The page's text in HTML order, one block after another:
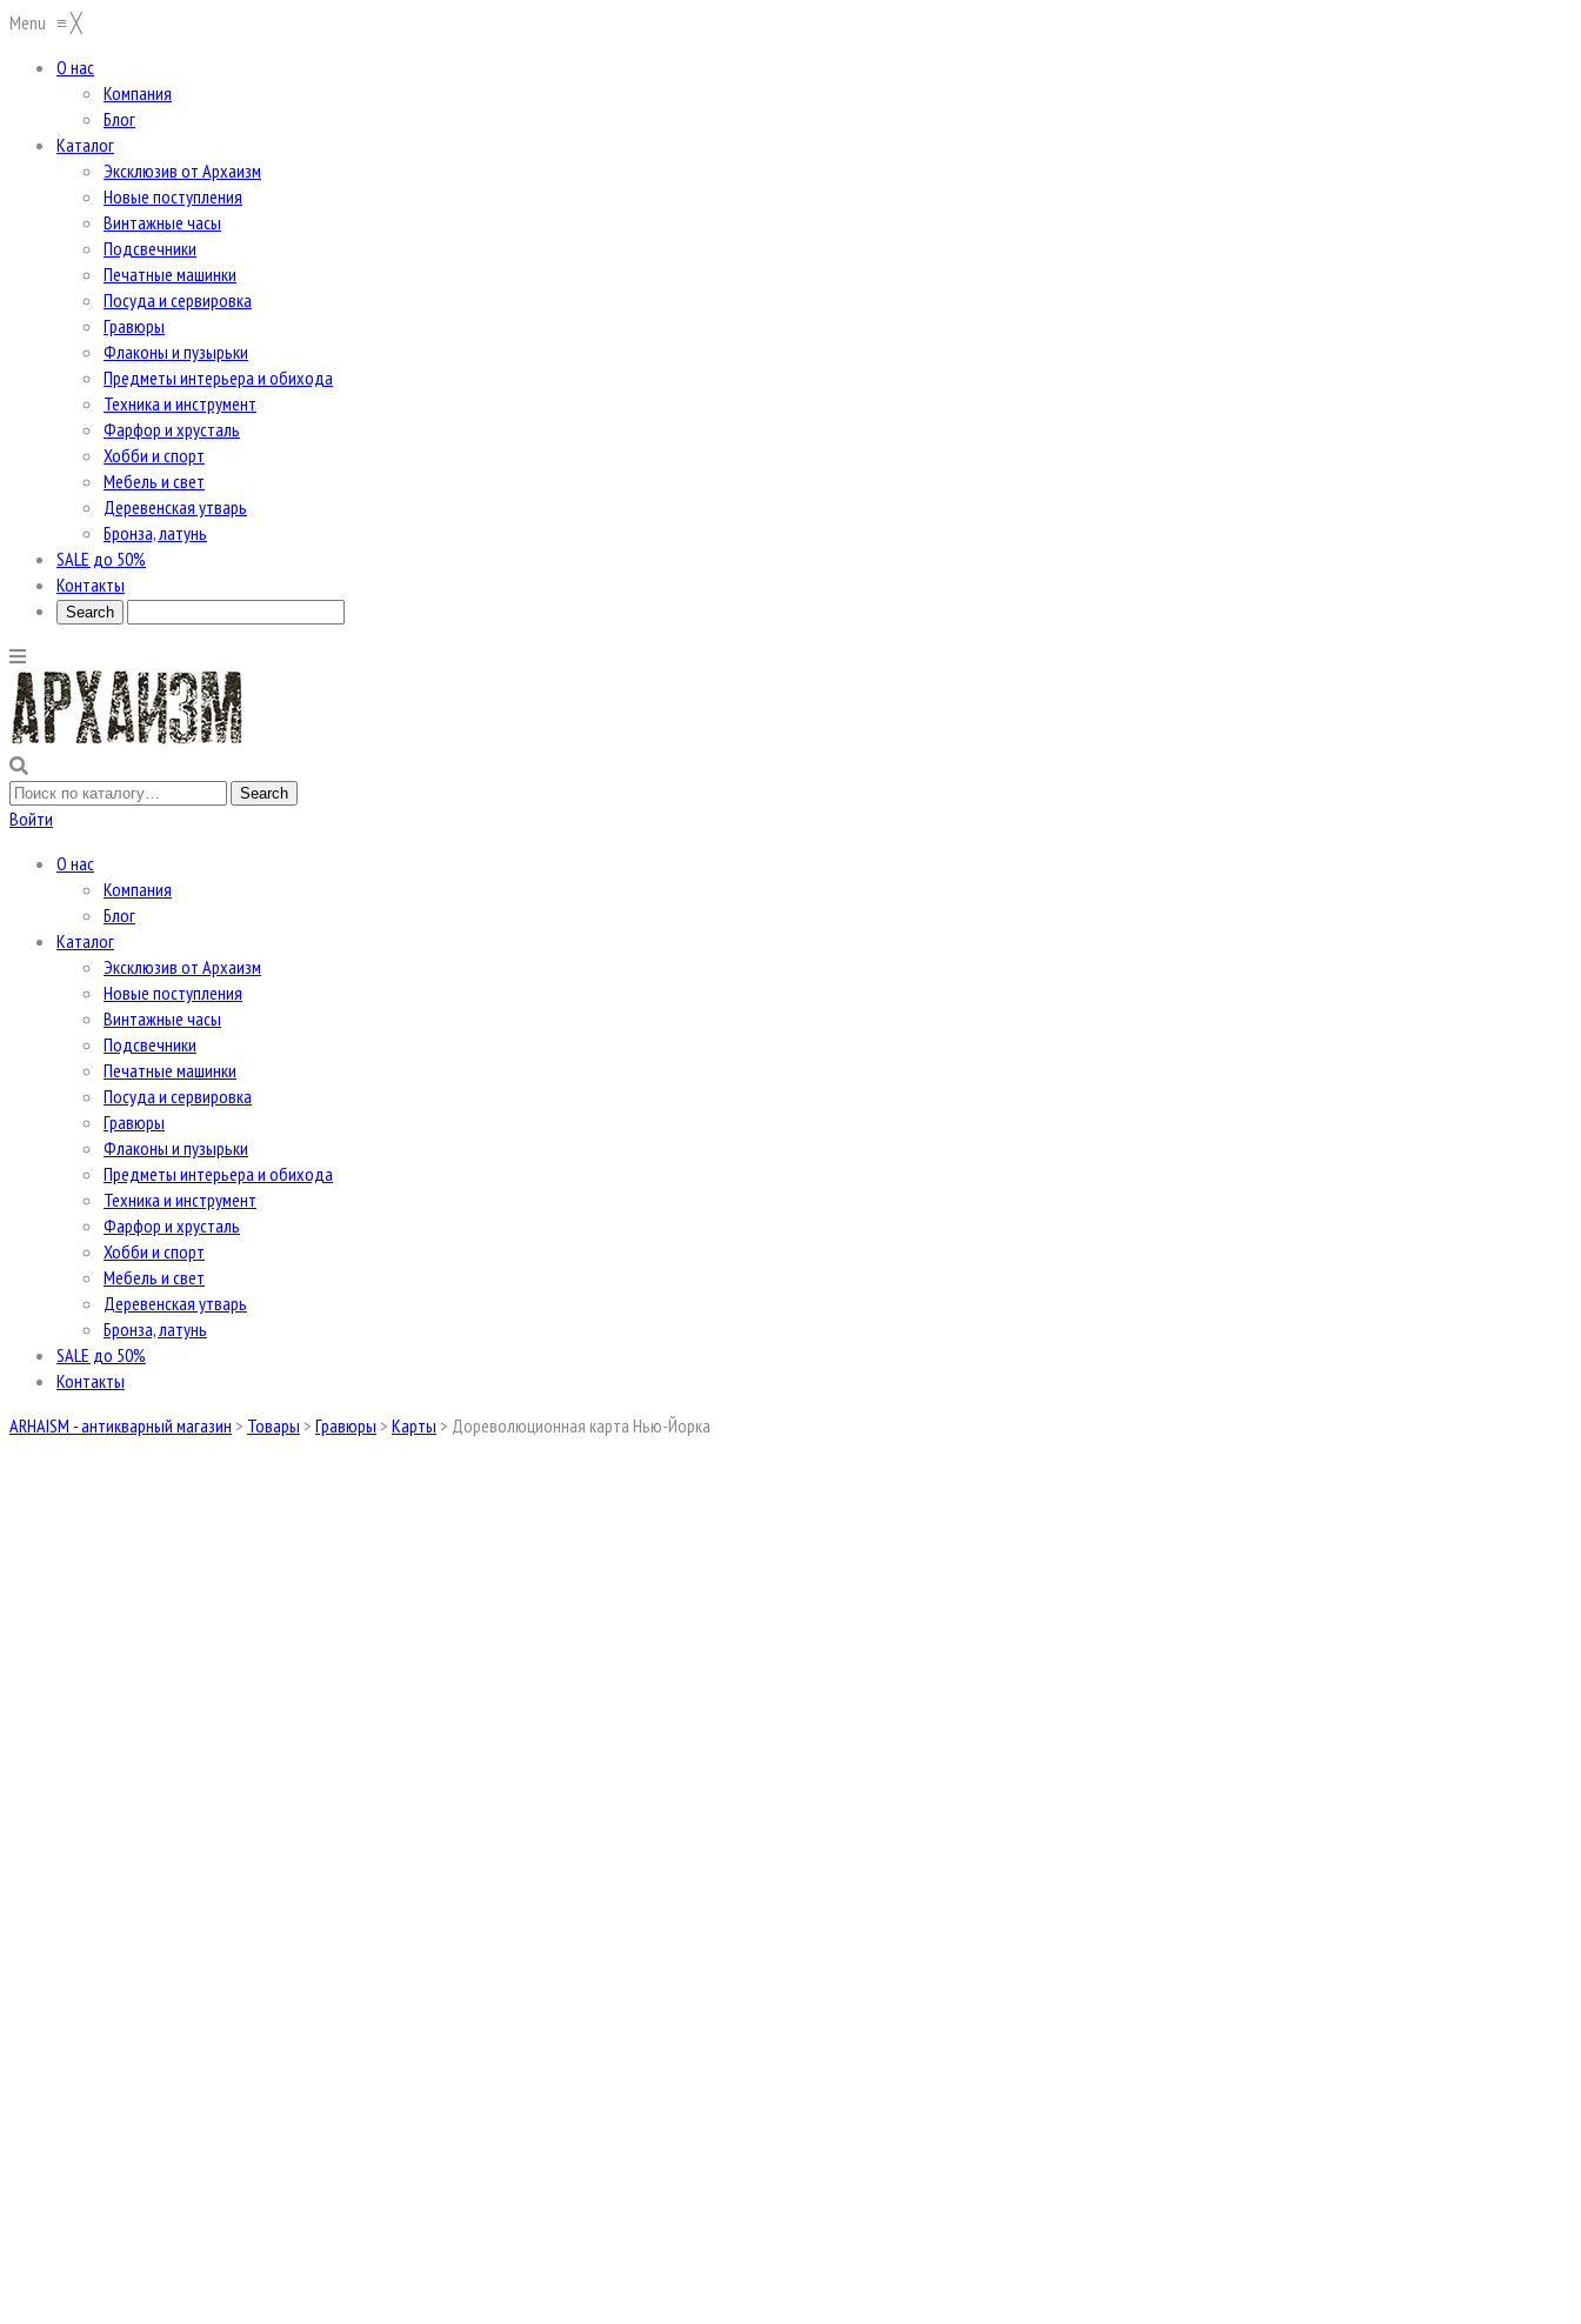
Menu ≡╳
О нас
Компания
Блог
Каталог
Эксклюзив от Архаизм
Новые поступления
Винтажные часы
Подсвечники
Печатные машинки
Посуда и сервировка
Гравюры
Флаконы и пузырьки
Предметы интерьера и обихода
Техника и инструмент
Фарфор и хрусталь
Хобби и спорт
Мебель и свет
Деревенская утварь
Бронза, латунь
SALE до 50%
Контакты
Войти
О нас
Компания
Блог
Каталог
Эксклюзив от Архаизм
Новые поступления
Винтажные часы
Подсвечники
Печатные машинки
Посуда и сервировка
Гравюры
Флаконы и пузырьки
Предметы интерьера и обихода
Техника и инструмент
Фарфор и хрусталь
Хобби и спорт
Мебель и свет
Деревенская утварь
Бронза, латунь
SALE до 50%
Контакты
ARHAISM - антикварный магазин > Товары > Гравюры > Карты > Дореволюционная карта Нью-Йорка